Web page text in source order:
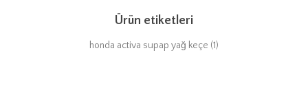
Ürün etiketleri
honda activa supap yağ keçe (1)